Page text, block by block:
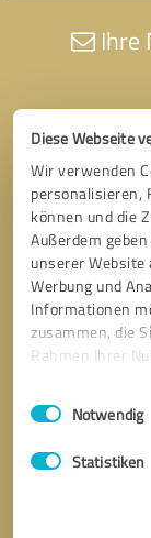
Diese Webseite
Wir verwenden
personalisieren,
können und die
Außerdem
unserer Website
Werbung und
Informationen
zusammen, die
Rahmen Ihrer
Impressum
Notwendig
Statistiken
Ihre